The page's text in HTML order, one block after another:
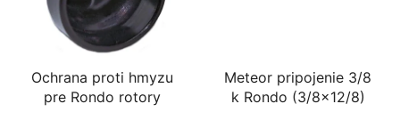
Ochrana proti hmyzu
pre Rondo rotory
Meteor pripojenie 3/8
k Rondo (3/8x12/8)